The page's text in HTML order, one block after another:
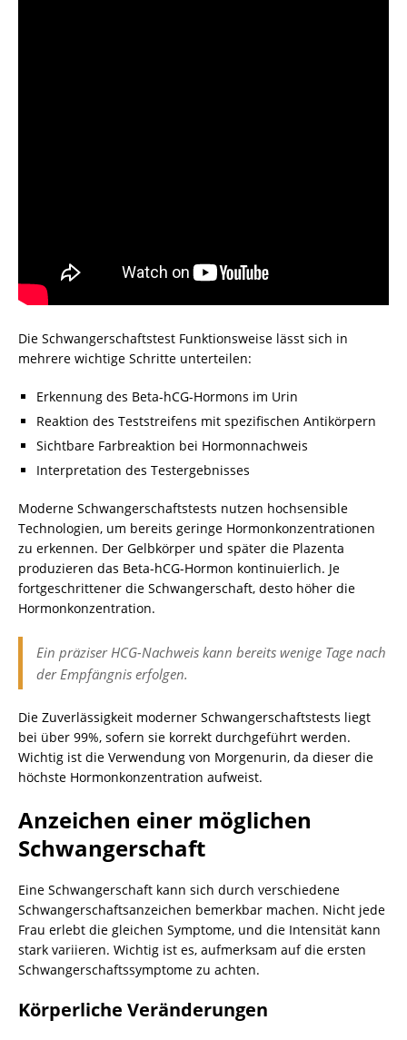
Die Schwangerschaftstest Funktionsweise lässt sich in
mehrere wichtige Schritte unterteilen:
Erkennung des Beta-hCG-Hormons im Urin
Reaktion des Teststreifens mit spezifischen Antikörpern
Sichtbare Farbreaktion bei Hormonnachweis
Interpretation des Testergebnisses
Moderne Schwangerschaftstests nutzen hochsensible
Technologien, um bereits geringe Hormonkonzentrationen
zu erkennen. Der Gelbkörper und später die Plazenta
produzieren das Beta-hCG-Hormon kontinuierlich. Je
fortgeschrittener die Schwangerschaft, desto höher die
Hormonkonzentration.
Ein präziser HCG-Nachweis kann bereits wenige Tage nach
der Empfängnis erfolgen.
Die Zuverlässigkeit moderner Schwangerschaftstests liegt
bei über 99%, sofern sie korrekt durchgeführt werden.
Wichtig ist die Verwendung von Morgenurin, da dieser die
höchste Hormonkonzentration aufweist.
Anzeichen einer möglichen
Schwangerschaft
Eine Schwangerschaft kann sich durch verschiedene
Schwangerschaftsanzeichen bemerkbar machen. Nicht jede
Frau erlebt die gleichen Symptome, und die Intensität kann
stark variieren. Wichtig ist es, aufmerksam auf die ersten
Schwangerschaftssymptome zu achten.
Körperliche Veränderungen